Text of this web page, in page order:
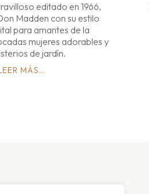
editado en 1966,
Madden con su estilo
para amantes de la
mujeres adorables y
de jardín.
MÁS...